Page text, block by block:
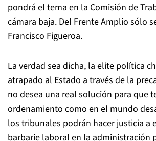
pondrá el tema en la Comisión de
cámara baja. Del Frente Amplio sólo
Francisco Figueroa.
La verdad sea dicha, la elite política
atrapado al Estado a través de la
no desea una real solución para que
ordenamiento como en el mundo
los tribunales podrán hacer justicia a
barbarie laboral en la administración